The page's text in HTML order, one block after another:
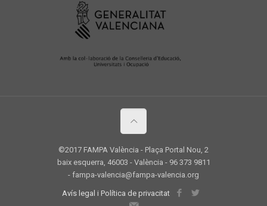
©2017 FAMPA València - Plaça Portal Nou, 2
baix esquerra, 46003 - València - 96 373 9811
- fampa-valencia@fampa-valencia.org
Avís legal i Política de privacitat